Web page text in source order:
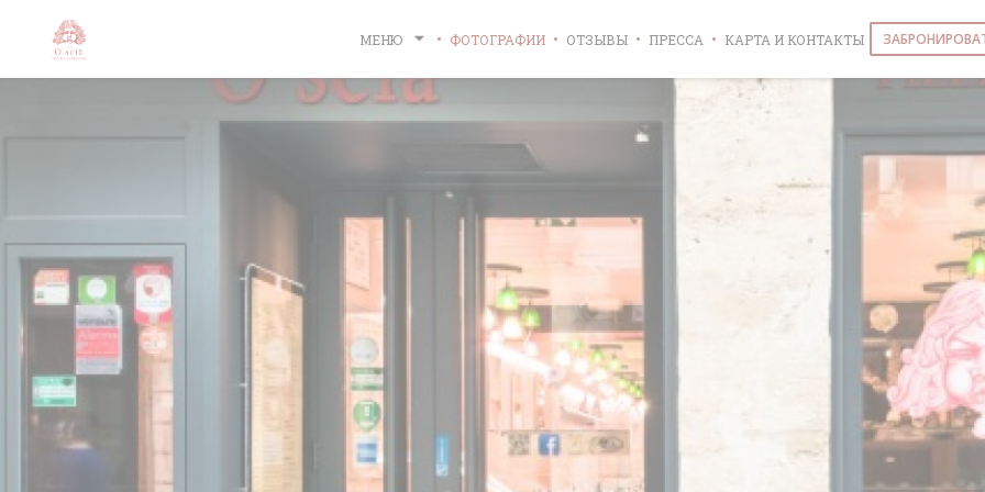
МЕНЮ ФОТОГРАФИИ ОТЗЫВЫ ПРЕССА КАРТА И КОНТАКТЫ